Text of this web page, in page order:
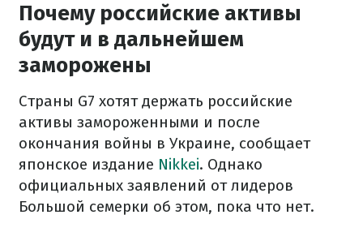
Почему российские активы
будут и в дальнейшем
заморожены
Страны G7 хотят держать российские
активы замороженными и после
окончания войны в Украине, сообщает
японское издание Nikkei. Однако
официальных заявлений от лидеров
Большой семерки об этом, пока что нет.